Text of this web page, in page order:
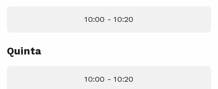
10:00 - 10:20
Quinta
10:00 - 10:20